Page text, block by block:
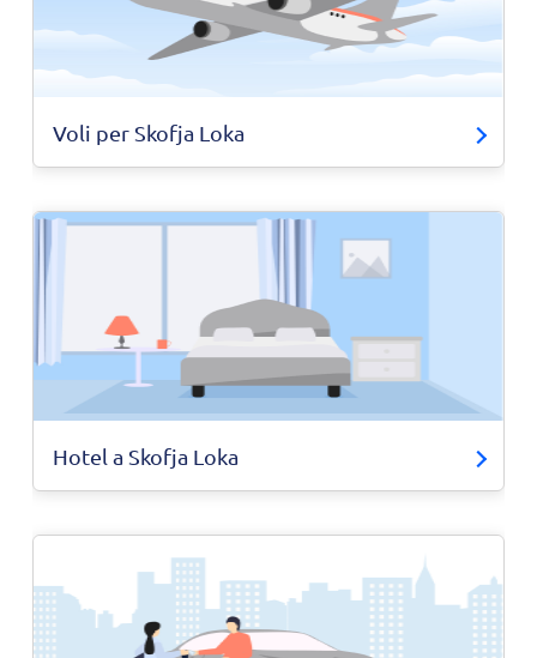
Voli per Skofja Loka
Hotel a Skofja Loka